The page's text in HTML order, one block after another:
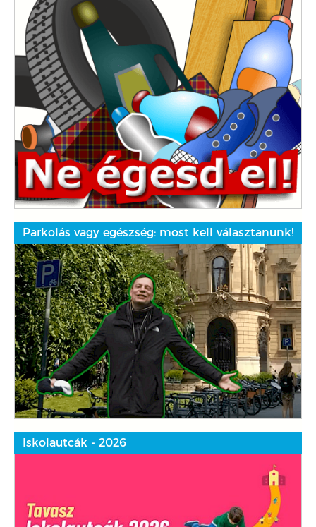
Parkolás vagy egészség: most kell választanunk!
Iskolautcák - 2026